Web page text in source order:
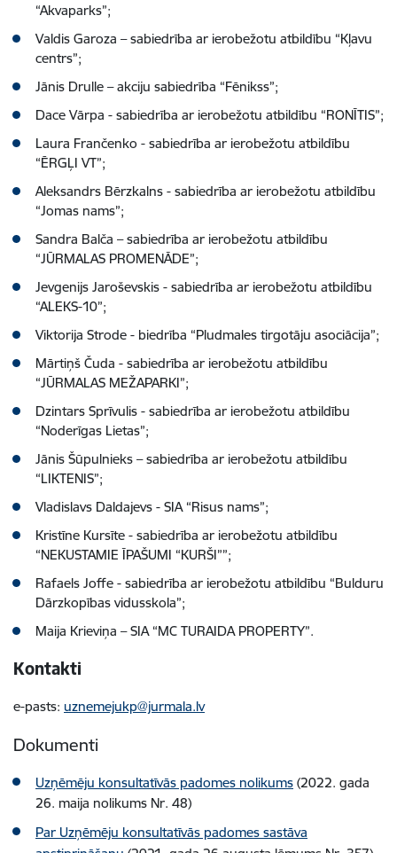
“Akvaparks”;
Valdis Garoza – sabiedrība ar ierobežotu atbildību “Kļavu
centrs”;
Jānis Drulle – akciju sabiedrība “Fēnikss”;
Dace Vārpa - sabiedrība ar ierobežotu atbildību “RONĪTIS”;
Laura Frančenko - sabiedrība ar ierobežotu atbildību
“ĒRGĻI VT”;
Aleksandrs Bērzkalns - sabiedrība ar ierobežotu atbildību
“Jomas nams”;
Sandra Balča – sabiedrība ar ierobežotu atbildību
“JŪRMALAS PROMENĀDE”;
Jevgenijs Jaroševskis - sabiedrība ar ierobežotu atbildību
“ALEKS-10”;
Viktorija Strode - biedrība “Pludmales tirgotāju asociācija”;
Mārtiņš Čuda - sabiedrība ar ierobežotu atbildību
“JŪRMALAS MEŽAPARKI”;
Dzintars Sprīvulis - sabiedrība ar ierobežotu atbildību
“Noderīgas Lietas”;
Jānis Šūpulnieks – sabiedrība ar ierobežotu atbildību
“LIKTENIS”;
Vladislavs Daldajevs - SIA “Risus nams”;
Kristīne Kursīte - sabiedrība ar ierobežotu atbildību
“NEKUSTAMIE ĪPAŠUMI “KURŠI””;
Rafaels Joffe - sabiedrība ar ierobežotu atbildību “Bulduru
Dārzkopības vidusskola”;
Maija Krieviņa – SIA “MC TURAIDA PROPERTY”.
Kontakti
e-pasts: uznemejukp@jurmala.lv
Dokumenti
Uzņēmēju konsultatīvās padomes nolikums (2022. gada
26. maija nolikums Nr. 48)
Par Uzņēmēju konsultatīvās padomes sastāva